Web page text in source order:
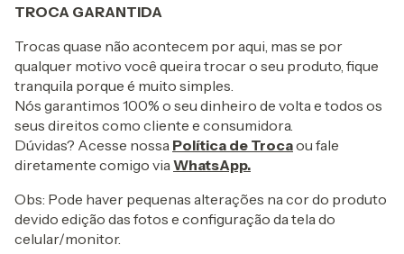
TROCA GARANTIDA
Trocas quase não acontecem por aqui, mas se por
qualquer motivo você queira trocar o seu produto, fique
tranquila porque é muito simples.
Nós garantimos 100% o seu dinheiro de volta e todos os
seus direitos como cliente e consumidora.
Dúvidas? Acesse nossa Política de Trocaou fale
diretamente comigo viaWhatsApp.
Obs: Pode haver pequenas alterações na cor do produto
devido edição das fotos e configuração da tela do
celular/monitor.